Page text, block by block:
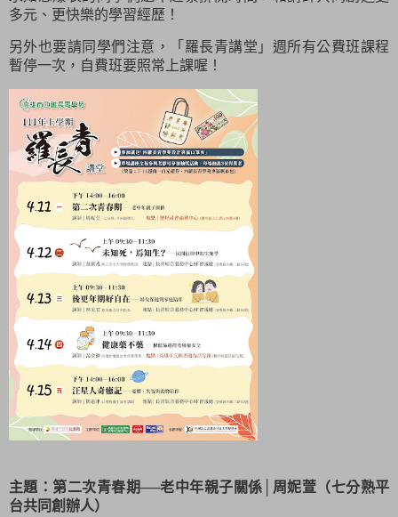
多元、更快樂的學習經歷！
另外也要請同學們注意，「羅長青講堂」週所有公費班課程
暫停一次，自費班要照常上課喔！
主題：第二次青春期──老中年親子關係│周妮萱（七分熟平
台共同創辦人）